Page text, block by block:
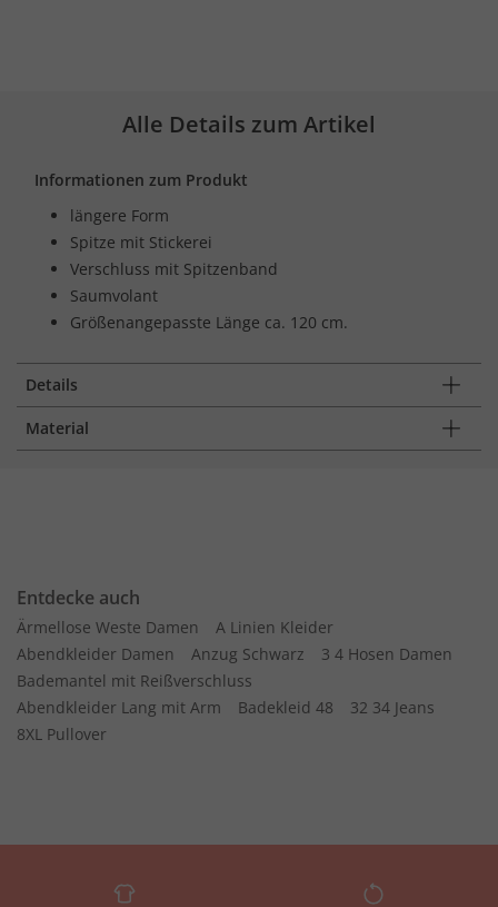
Alle Details zum Artikel
Informationen zum Produkt
längere Form
Spitze mit Stickerei
Verschluss mit Spitzenband
Saumvolant
Größenangepasste Länge ca. 120 cm.
Details
Material
Entdecke auch
Ärmellose Weste Damen
A Linien Kleider
Abendkleider Damen
Anzug Schwarz
3 4 Hosen Damen
Bademantel mit Reißverschluss
Abendkleider Lang mit Arm
Badekleid 48
32 34 Jeans
8XL Pullover